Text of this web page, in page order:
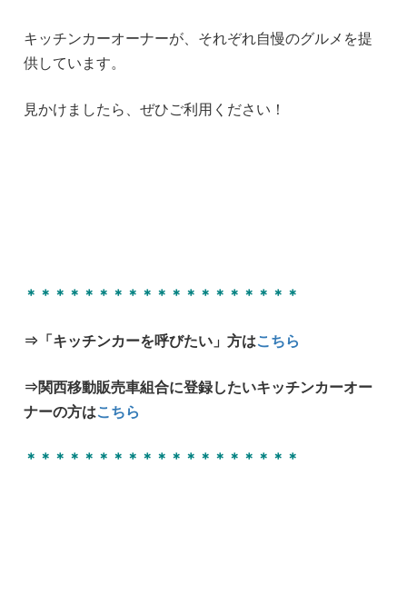
キッチンカーオーナーが、それぞれ自慢のグルメを提
供しています。
見かけましたら、ぜひご利用ください！
＊＊＊＊＊＊＊＊＊＊＊＊＊＊＊＊＊＊＊
⇒「キッチンカーを呼びたい」方はこちら
⇒関西移動販売車組合に登録したいキッチンカーオー
ナーの方はこちら
＊＊＊＊＊＊＊＊＊＊＊＊＊＊＊＊＊＊＊